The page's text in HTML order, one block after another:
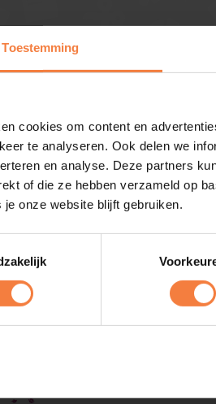
Toestemming
cookies om content en
te analyseren. Ook delen we
en analyse. Deze partners
of die ze hebben verzameld op
je onze website blijft gebruiken.